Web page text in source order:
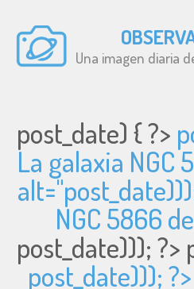
Una imagen diaria
post_date) { ?>
La galaxia NGC
alt="
NGC 5866
post_date))); ?>
post_date)));